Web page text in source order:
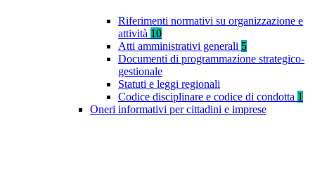
Riferimenti normativi su organizzazione e
attività 10
Atti amministrativi generali 5
Documenti di programmazione strategico-
gestionale
Statuti e leggi regionali
Codice disciplinare e codice di condotta 1
Oneri informativi per cittadini e imprese